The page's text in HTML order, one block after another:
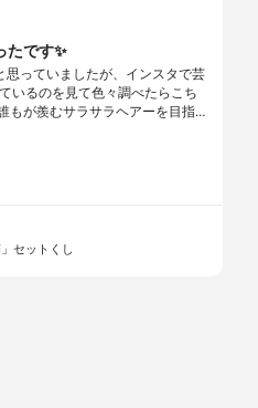
たです✨
思っていましたが、インスタで芸
いるのを見て色々調べたらこち
もが羨むサラサラヘアーを目指…
セットくし